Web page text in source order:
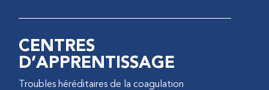
CENTRES
D’APPRENTISSAGE
Troubles héréditaires de la coagulation